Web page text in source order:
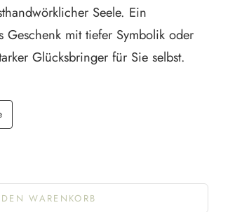
Seele. Ein
Geschenk mit tiefer Symbolik oder
Glücksbringer für Sie selbst.
WARENKORB